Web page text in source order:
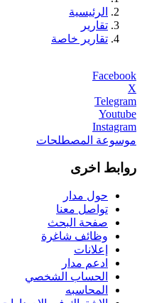
الرئيسية
تقارير
تقارير خاصة
Facebook
X
Telegram
Youtube
Instagram
موسوعة المصطلحات
روابط اخرى
حول مدار
تواصل معنا
صفحة البحث
وظائف شاغرة
إعلانات
ادعم مدار
الحساب الشخصي
المحاسبه